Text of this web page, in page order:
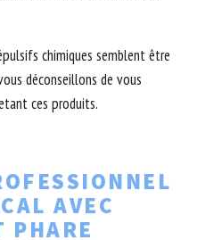
chimiques semblent être
déconseillons de vous
ces produits.
AVEC
PHARE